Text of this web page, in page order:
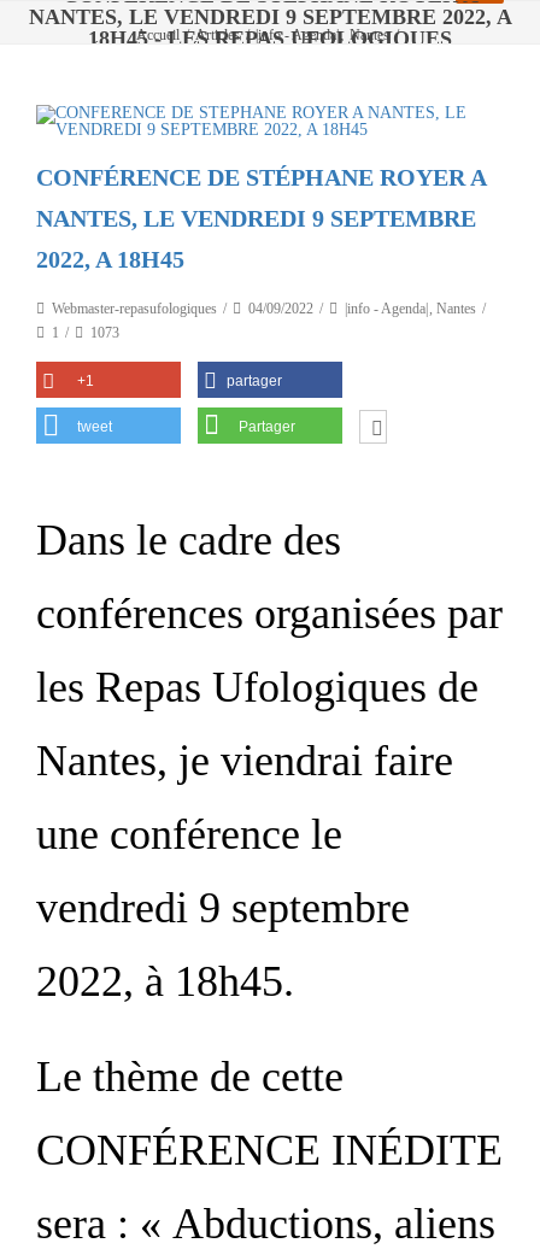
NANTES, LE VENDREDI 9 SEPTEMBRE 2022, A
18H45 - LES REPAS UFOLOGIQUES
Accueil / Articles / |info - Agenda|, Nantes /
CONFÉRENCE DE STÉPHANE ROYER A
NANTES, LE VENDREDI 9 SEPTEMBRE
2022, A 18H45
Webmaster-repasufologiques 04/09/2022 |info - Agenda| , Nantes
1
1073
+1 partager
tweet Partager
Dans le cadre des
conférences organisées par
les Repas Ufologiques de
Nantes, je viendrai faire
une conférence le
vendredi 9 septembre
2022, à 18h45.
Le thème de cette
CONFÉRENCE INÉDITE
sera : « Abductions, aliens